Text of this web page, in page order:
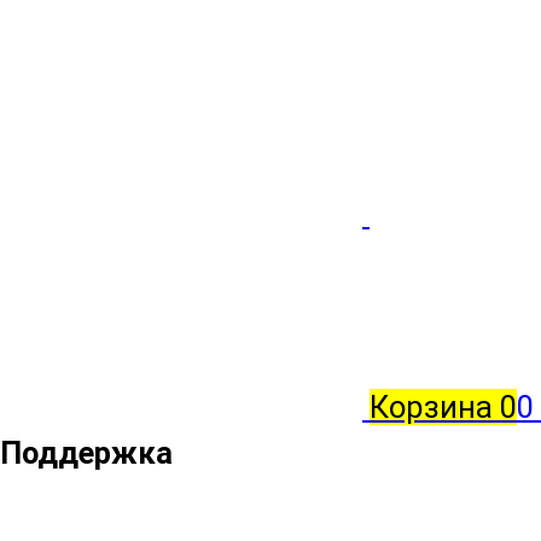
Корзина 0
Поддержка